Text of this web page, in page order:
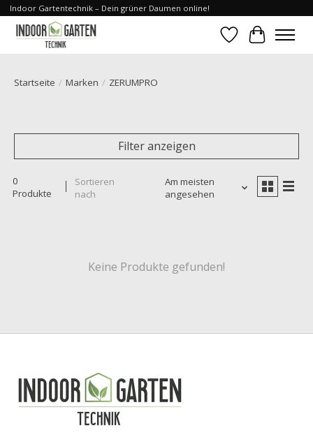
Indoor Gartentechnik – Dein grüner Daumen online!
Wunschzettel
Ihr
Startseite / Marken / ZERUMPRO
Filter anzeigen
0
Produkte
Sortieren
nach
Am meisten
angesehen
Keine Produkte gefunden!